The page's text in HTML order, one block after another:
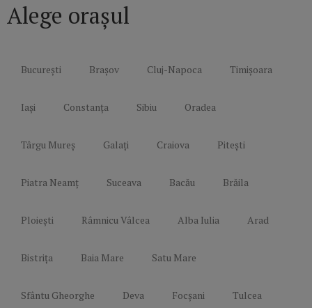
Alege orașul
București Brașov Cluj-Napoca Timișoara
Iași Constanța Sibiu Oradea
Târgu Mureș Galați Craiova Pitești
Piatra Neamț Suceava Bacău Brăila
Ploiești Râmnicu Vâlcea Alba Iulia Arad
Bistrița Baia Mare Satu Mare
Sfântu Gheorghe Deva Focșani Tulcea